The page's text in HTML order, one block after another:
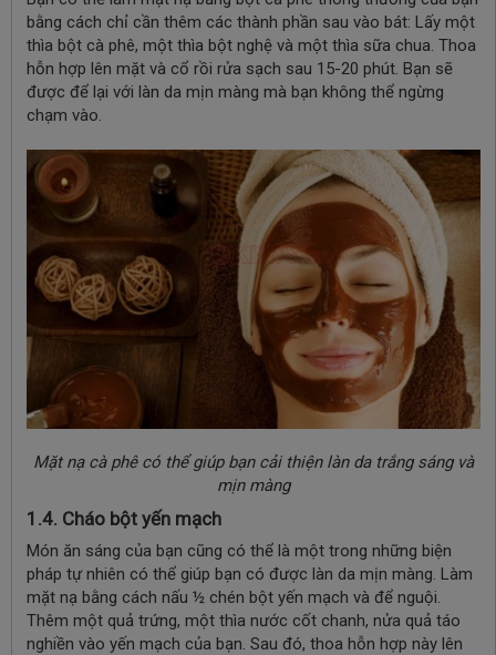
bằng cách chỉ cần thêm các thành phần sau vào bát: Lấy một
thìa bột cà phê, một thìa bột nghệ và một thìa sữa chua. Thoa
hỗn hợp lên mặt và cổ rồi rửa sạch sau 15-20 phút. Bạn sẽ
được để lại với làn da mịn màng mà bạn không thể ngừng
chạm vào.
Mặt nạ cà phê có thể giúp bạn cải thiện làn da trắng sáng và
mịn màng
1.4. Cháo bột yến mạch
Món ăn sáng của bạn cũng có thể là một trong những biện
pháp tự nhiên có thể giúp bạn có được làn da mịn màng. Làm
mặt nạ bằng cách nấu ½ chén bột yến mạch và để nguội.
Thêm một quả trứng, một thìa nước cốt chanh, nửa quả táo
nghiền vào yến mạch của bạn. Sau đó, thoa hỗn hợp này lên